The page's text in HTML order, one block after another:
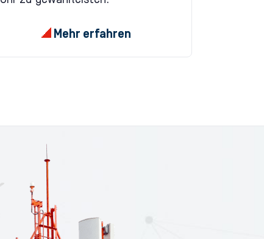
Mehr erfahren